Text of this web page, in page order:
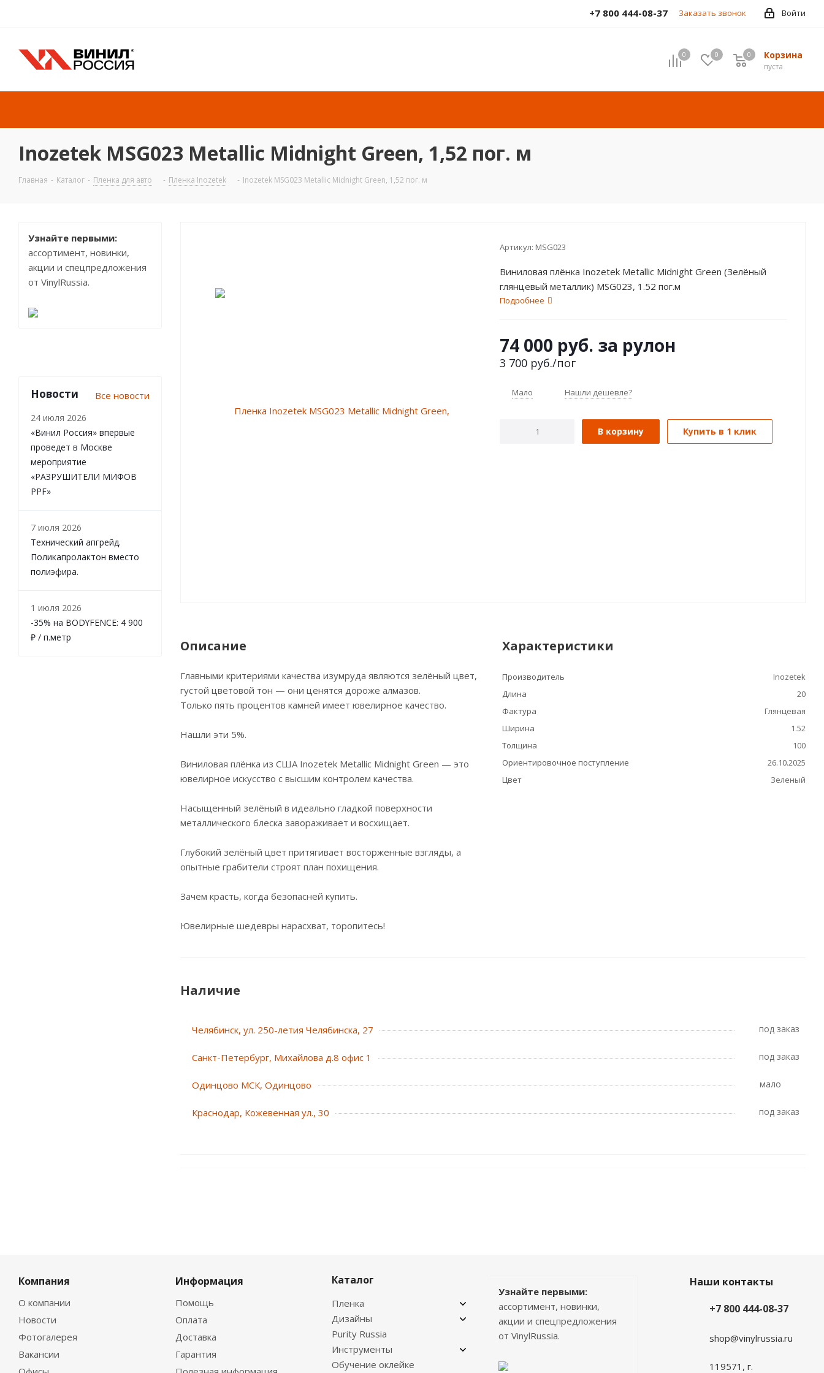
Войти
+7 800 444-08-37 Заказать звонок
0 0 Корзина
пуста
0
Inozetek MSG023 Metallic Midnight Green, 1,52 пог. м
Главная - Каталог - Пленка для авто - Пленка Inozetek - Inozetek MSG023 Metallic Midnight Green, 1,52 пог. м
Артикул: MSG023
Виниловая плёнка Inozetek Metallic Midnight Green (Зелёный
глянцевый металлик) MSG023, 1.52 пог.м
Подробнее
74 000 руб. за рулон
3 700 руб./пог
Мало Нашли дешевле?
В корзину Купить в 1 клик
Описание
Главными критериями качества изумруда являются зелёный цвет,
густой цветовой тон — они ценятся дороже алмазов.
Только пять процентов камней имеет ювелирное качество.
Нашли эти 5%.
Виниловая плёнка из США Inozetek Metallic Midnight Green — это
ювелирное искусство с высшим контролем качества.
Насыщенный зелёный в идеально гладкой поверхности
металлического блеска завораживает и восхищает.
Глубокий зелёный цвет притягивает восторженные взгляды, а
опытные грабители строят план похищения.
Зачем красть, когда безопасней купить.
Ювелирные шедевры нарасхват, торопитесь!
Характеристики
Производитель
Inozetek
Длина
20
Фактура
Глянцевая
Ширина
1.52
Толщина
100
Ориентировочное поступление
26.10.2025
Цвет
Зеленый
Наличие
Челябинск, ул. 250-летия Челябинска, 27 Под заказ
Санкт-Петербург, Михайлова д.8 офис 1 Под заказ
Одинцово МСК, Одинцово Мало
Краснодар, Кожевенная ул., 30 Под заказ
Узнайте первыми:
ассортимент, новинки,
акции и спецпредложения
от VinylRussia.
Новости Все новости
24 июля 2026
«Винил Россия» впервые
проведет в Москве
мероприятие
«РАЗРУШИТЕЛИ МИФОВ
PPF»
7 июля 2026
Технический апгрейд.
Поликапролактон вместо
полиэфира.
1 июля 2026
-35% на BODYFENCE: 4 900
₽ / п.метр
Компания
О компании
Новости
Фотогалерея
Вакансии
Информация
Помощь
Оплата
Доставка
Гарантия
Каталог
Пленка
Дизайны
Purity Russia
Инструменты
Обучение оклейке
Узнайте первыми:
ассортимент, новинки,
акции и спецпредложения
от VinylRussia.
Наши контакты
+7 800 444-08-37
shop@vinylrussia.ru
119571,г.